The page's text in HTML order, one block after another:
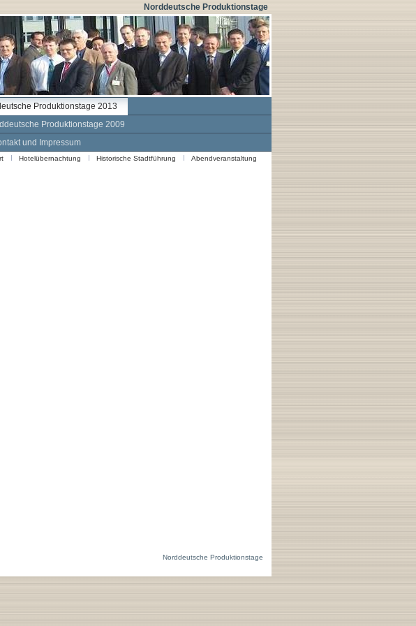
Norddeutsche Produktionstage
Produktionstage 2013
Produktionstage 2009
und Impressum
Hotelübernachtung Historische Stadtführung Abendveranstaltung
Norddeutsche Produktionstage